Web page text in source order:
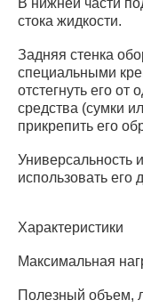
В нижней части
стока жидкости.
Задняя стенка
специальными
отстегнуть его
средства (сумки
прикрепить его
Универсальность
использовать его
Характеристики
Максимальная
Полезный объем,